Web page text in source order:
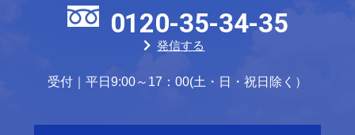
0120-35-34-35
発信する
受付｜平日9:00～17：00(土・日・祝日除く）